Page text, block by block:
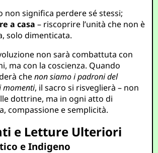
non significa perdere sé stessi;
a casa – riscoprire l’unità che non è
solo dimenticata.
non sarà combattuta con
ma con la coscienza. Quando
chenon siamo i padroni del
momenti, il sacro si risveglierà – non
dottrine, ma in ogni atto di
compassione e semplicità.
e Letture Ulteriori
e Indigeno